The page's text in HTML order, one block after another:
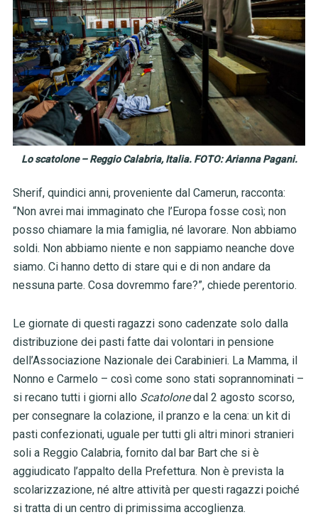
Lo scatolone – Reggio Calabria, Italia. FOTO: Arianna Pagani.
Sherif, quindici anni, proveniente dal Camerun, racconta:
“Non avrei mai immaginato che l’Europa fosse così; non
posso chiamare la mia famiglia, né lavorare. Non abbiamo
soldi. Non abbiamo niente e non sappiamo neanche dove
siamo. Ci hanno detto di stare qui e di non andare da
nessuna parte. Cosa dovremmo fare?”, chiede perentorio.
Le giornate di questi ragazzi sono cadenzate solo dalla
distribuzione dei pasti fatte dai volontari in pensione
dell’Associazione Nazionale dei Carabinieri. La Mamma, il
Nonno e Carmelo – così come sono stati soprannominati –
si recano tutti i giorni allo Scatolonedal 2 agosto scorso,
per consegnare la colazione, il pranzo e la cena: un kit di
pasti confezionati, uguale per tutti gli altri minori stranieri
soli a Reggio Calabria, fornito dal bar Bart che si è
aggiudicato l’appalto della Prefettura. Non è prevista la
scolarizzazione, né altre attività per questi ragazzi poiché
si tratta di un centro di primissima accoglienza.